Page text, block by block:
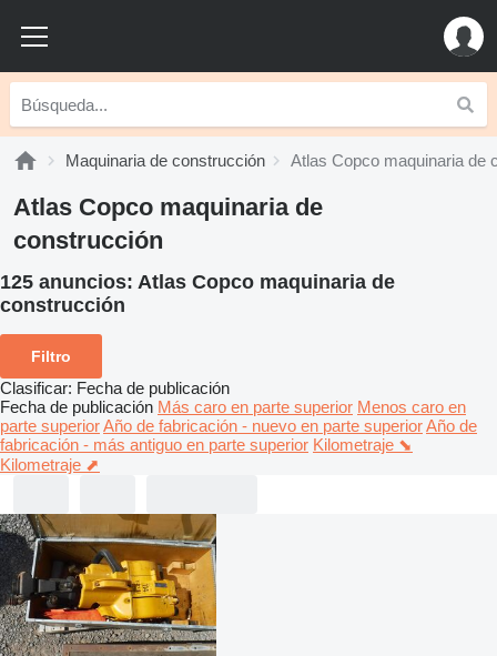
Maquinaria de construcción Atlas Copco maquinaria de
Atlas Copco maquinaria de
construcción
125 anuncios: Atlas Copco maquinaria de
construcción
Filtro
Clasificar: Fecha de publicación
Fecha de publicación Más caro en parte superior Menos caro en
parte superiorAño de fabricación - nuevo en parte superiorAño de
fabricación - más antiguo en parte superior Kilometraje ⬊
Kilometraje ⬈